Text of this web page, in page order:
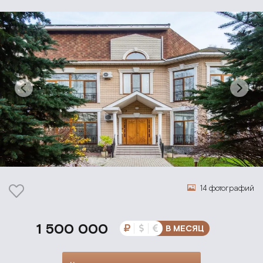
14 фотографий
1 500 000 В МЕСЯЦ